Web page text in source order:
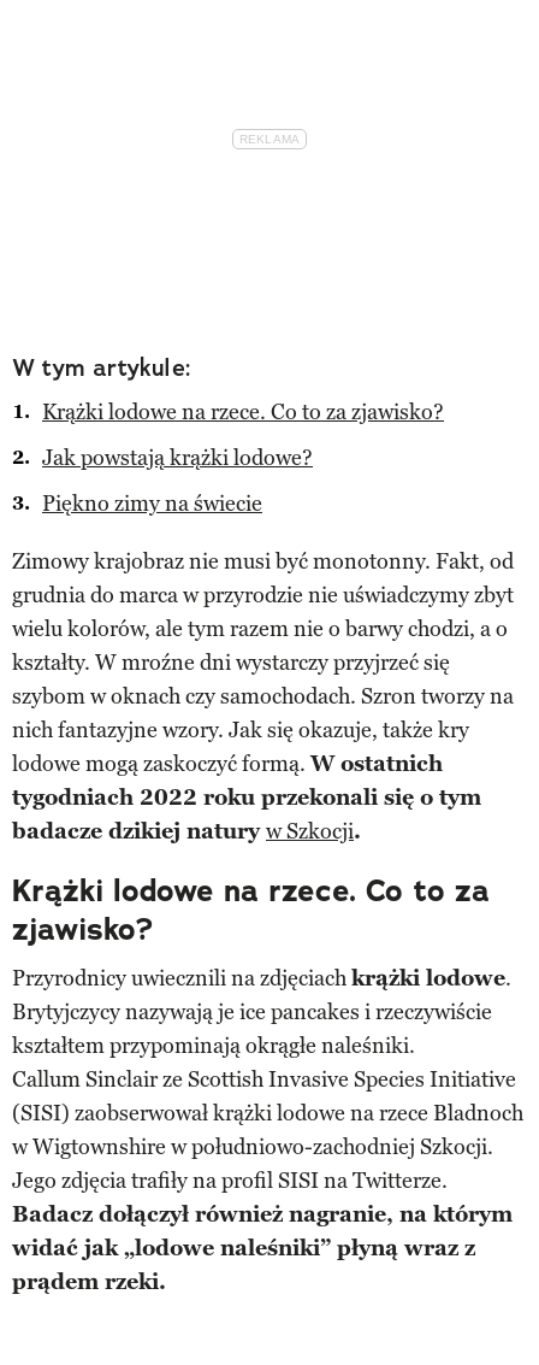
W tym artykule:
Krążki lodowe na rzece. Co to za zjawisko?
Jak powstają krążki lodowe?
Piękno zimy na świecie
Zimowy krajobraz nie musi być monotonny. Fakt, od
grudnia do marca w przyrodzie nie uświadczymy zbyt
wielu kolorów, ale tym razem nie o barwy chodzi, a o
kształty. W mroźne dni wystarczy przyjrzeć się
szybom w oknach czy samochodach. Szron tworzy na
nich fantazyjne wzory. Jak się okazuje, także kry
lodowe mogą zaskoczyć formą.W ostatnich
tygodniach 2022 roku przekonali się o tym
badacze dzikiej naturyw Szkocji.
Krążki lodowe na rzece. Co to za
zjawisko?
Przyrodnicy uwiecznili na zdjęciachkrążki lodowe.
Brytyjczycy nazywają je ice pancakes i rzeczywiście
kształtem przypominają okrągłe naleśniki.
Callum Sinclair ze Scottish Invasive Species Initiative
(SISI) zaobserwował krążki lodowe na rzece Bladnoch
w Wigtownshire w południowo-zachodniej Szkocji.
Jego zdjęcia trafiły na profil SISI na Twitterze.
Badacz dołączył również nagranie, na którym
widać jak „lodowe naleśniki” płyną wraz z
prądem rzeki.